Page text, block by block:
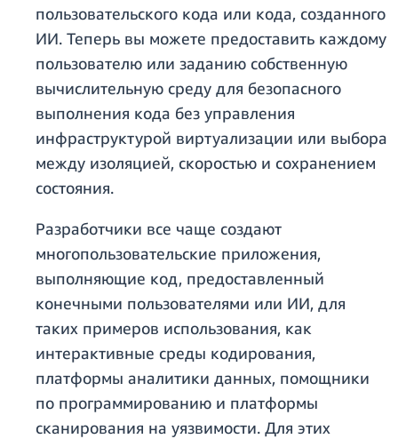
пользовательского кода или кода, созданного
ИИ. Теперь вы можете предоставить каждому
пользователю или заданию собственную
вычислительную среду для безопасного
выполнения кода без управления
инфраструктурой виртуализации или выбора
между изоляцией, скоростью и сохранением
состояния.
Разработчики все чаще создают
многопользовательские приложения,
выполняющие код, предоставленный
конечными пользователями или ИИ, для
таких примеров использования, как
интерактивные среды кодирования,
платформы аналитики данных, помощники
по программированию и платформы
сканирования на уязвимости. Для этих